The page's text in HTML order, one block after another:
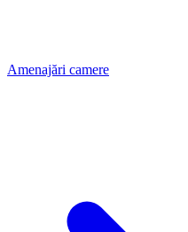
Amenajări camere